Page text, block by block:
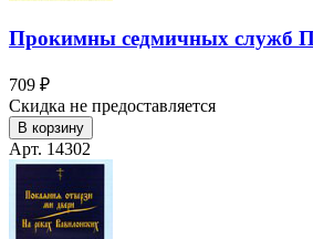
Прокимны седмичных служб
709 ₽
Скидка не предоставляется
В корзину
Арт. 14302